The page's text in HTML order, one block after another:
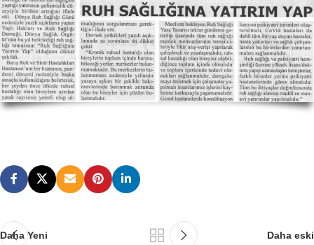
Daha Yeni Daha eski